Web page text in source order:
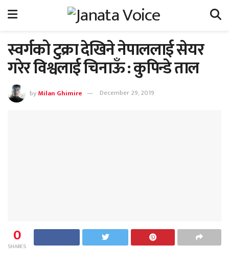
स्वर्गको टुक्रा देखिने नेपाललाई सेयर
गरेर विश्वलाई चिनाऊँ : कुपिन्डे ताल
byMilan Ghimire December 29, 2019
0
SHARES